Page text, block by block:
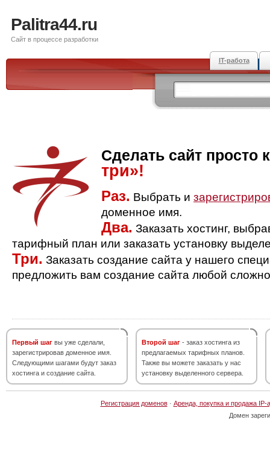
Palitra44.ru
Сайт в процессе разработки
IT-работа
Сделать сайт просто
три»!
Раз. Выбрать и
доменное имя.
Два. Заказать хостинг,
тарифный план или заказать установку
Три. Заказать создание сайта у нашего
предложить вам создание сайта любой
Первый шаг вы уже сделали,
зарегистрировав доменное имя.
Следующими шагами будут заказ
хостинга и создание сайта.
Второй шаг - заказ хостинга из
предлагаемых тарифных планов.
Также вы можете заказать у нас
установку выделенного сервера.
Регистрация доменов· Аренда, покупка и продажа IP-
Домен